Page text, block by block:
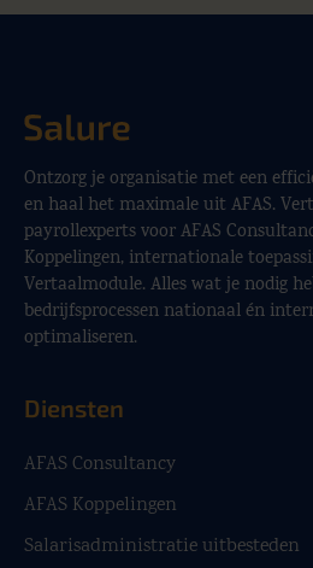
Ontzorg je organisatie met een
en haal het maximale uit AFAS.
payrollexperts voor AFAS
Koppelingen, internationale
Vertaalmodule. Alles wat je nodig
bedrijfsprocessen nationaal én
optimaliseren.
Diensten
AFAS Consultancy
AFAS Koppelingen
Salarisadministratie uitbesteden